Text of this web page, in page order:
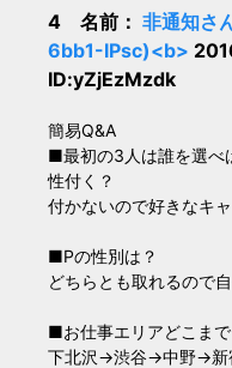
4 名前： 非通知さ
6bb1-IPsc)<b>
ID:yZjEzMzdk
簡易Q&A
■最初の3人は誰を選べ
性付く？
付かないので好きなキ
■Pの性別は？
どちらとも取れるので
■お仕事エリアどこまで
下北沢→渋谷→中野→